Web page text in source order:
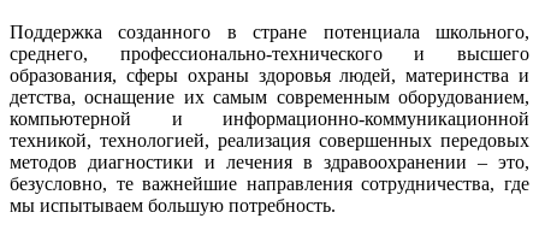
Поддержка созданного в стране потенциала школьного,
среднего, профессионально-технического и высшего
образования, сферы охраны здоровья людей, материнства и
детства, оснащение их самым современным оборудованием,
компьютерной и информационно-коммуникационной
техникой, технологией, реализация совершенных передовых
методов диагностики и лечения в здравоохранении – это,
безусловно, те важнейшие направления сотрудничества, где
мы испытываем большую потребность.